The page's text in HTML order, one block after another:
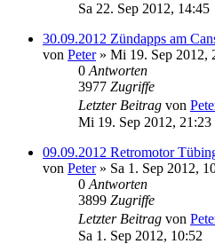
Sa 22. Sep 2012, 14:45
30.09.2012 Zündapps am
von Peter» Mi 19. Sep 2012,
0 Antworten
3977 Zugriffe
Letzter Beitrag von
Mi 19. Sep 2012, 21:23
09.09.2012 Retromotor
von Peter» Sa 1. Sep 2012,
0 Antworten
3899 Zugriffe
Letzter Beitrag von
Sa 1. Sep 2012, 10:52